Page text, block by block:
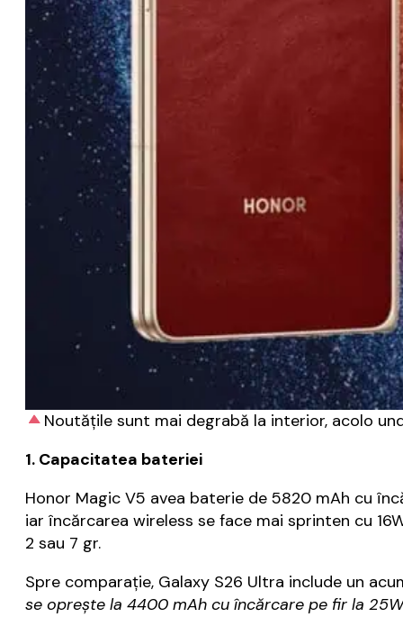
Noutățile sunt mai degrabă la interior, acolo
1. Capacitatea bateriei
Honor Magic V5 avea baterie de 5820 mAh cu
iar încărcarea wireless se face mai sprinten cu
2 sau 7 gr.
Spre comparație, Galaxy S26 Ultra include un
se oprește la 4400 mAh cu încărcare pe fir la 25W